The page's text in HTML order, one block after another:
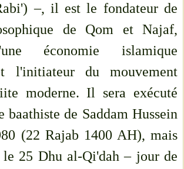
–, il est le fondateur de
de Qom et Najaf,
économie islamique
l'initiateur du mouvement
moderne. Il sera exécuté
baathiste de Saddam Hussein
(22 Rajab 1400 AH), mais
le 25 Dhu al-Qi'dah – jour de